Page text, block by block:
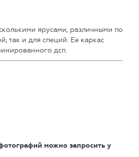
ярусами, различными по
так и для специй. Ее каркас
дсп.
можно запросить у